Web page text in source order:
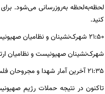
کنید.
۲۱:۵۰ شهرک‌نشینان و نظامیان صهیونیست به ظن فلسطینی‌بودن یکدیگر را می‌کشند
شهرک‌نشینان صهیونیست و نظامیان
۲۱:۳۵ آخرین آمار شهدا و مجروحان فلسطینی